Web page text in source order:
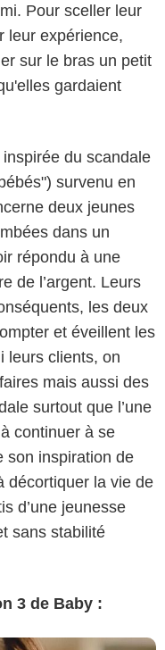
Pour sceller leur
leur expérience,
sur le bras un petit
gardaient
du scandale
survenu en
deux jeunes
dans un
répondu à une
de l’argent. Leurs
les deux
et éveillent les
leurs clients, on
mais aussi des
surtout que l’une
continuer à se
son inspiration de
décortiquer la vie de
d’une jeunesse
sans stabilité
3 de Baby :